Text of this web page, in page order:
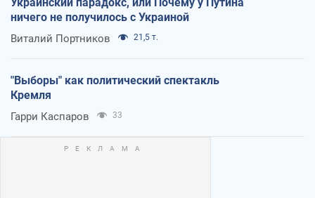
ничего не получилось с Украиной
Виталий Портников 21,5 т.
"Выборы" как политический спектакль
Кремля
Гарри Каспаров 33